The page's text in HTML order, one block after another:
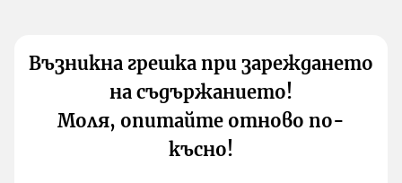
Възникна грешка при зареждането
на съдържанието!
Моля, опитайте отново по-
късно!